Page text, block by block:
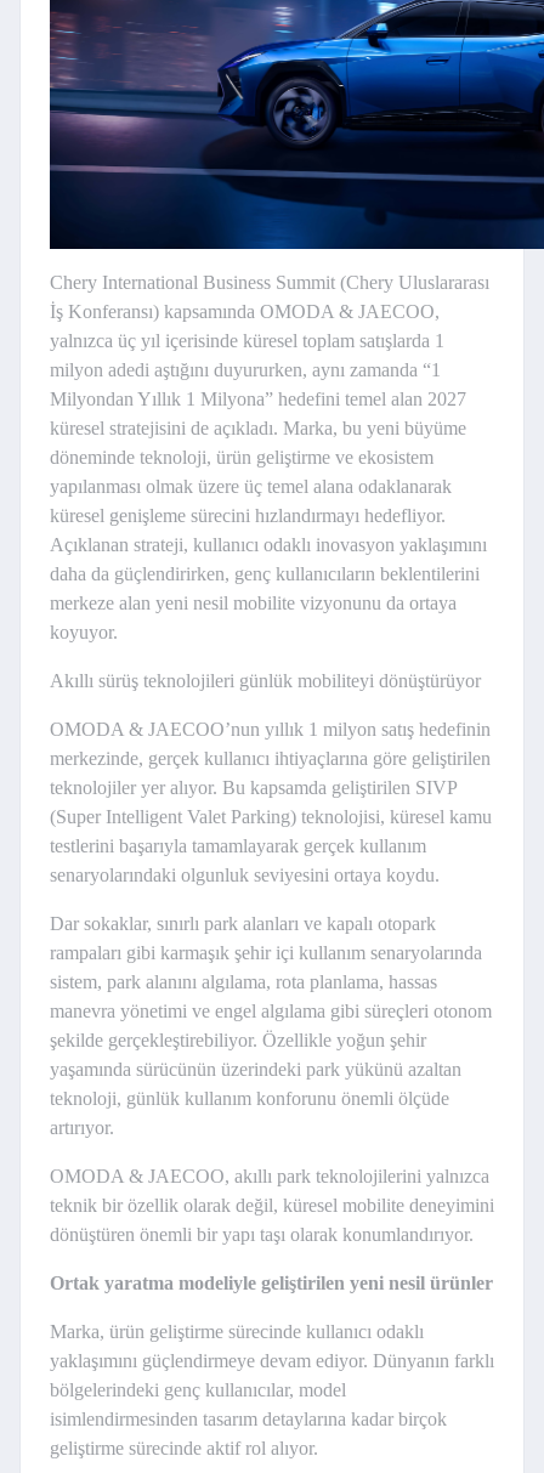
Chery International Business Summit (Chery Uluslararası
İş Konferansı) kapsamında OMODA & JAECOO,
yalnızca üç yıl içerisinde küresel toplam satışlarda 1
milyon adedi aştığını duyururken, aynı zamanda “1
Milyondan Yıllık 1 Milyona” hedefini temel alan 2027
küresel stratejisini de açıkladı. Marka, bu yeni büyüme
döneminde teknoloji, ürün geliştirme ve ekosistem
yapılanması olmak üzere üç temel alana odaklanarak
küresel genişleme sürecini hızlandırmayı hedefliyor.
Açıklanan strateji, kullanıcı odaklı inovasyon yaklaşımını
daha da güçlendirirken, genç kullanıcıların beklentilerini
merkeze alan yeni nesil mobilite vizyonunu da ortaya
koyuyor.
Akıllı sürüş teknolojileri günlük mobiliteyi dönüştürüyor
OMODA & JAECOO’nun yıllık 1 milyon satış hedefinin
merkezinde, gerçek kullanıcı ihtiyaçlarına göre geliştirilen
teknolojiler yer alıyor. Bu kapsamda geliştirilen SIVP
(Super Intelligent Valet Parking) teknolojisi, küresel kamu
testlerini başarıyla tamamlayarak gerçek kullanım
senaryolarındaki olgunluk seviyesini ortaya koydu.
Dar sokaklar, sınırlı park alanları ve kapalı otopark
rampaları gibi karmaşık şehir içi kullanım senaryolarında
sistem, park alanını algılama, rota planlama, hassas
manevra yönetimi ve engel algılama gibi süreçleri otonom
şekilde gerçekleştirebiliyor. Özellikle yoğun şehir
yaşamında sürücünün üzerindeki park yükünü azaltan
teknoloji, günlük kullanım konforunu önemli ölçüde
artırıyor.
OMODA & JAECOO, akıllı park teknolojilerini yalnızca
teknik bir özellik olarak değil, küresel mobilite deneyimini
dönüştüren önemli bir yapı taşı olarak konumlandırıyor.
Ortak yaratma modeliyle geliştirilen yeni nesil ürünler
Marka, ürün geliştirme sürecinde kullanıcı odaklı
yaklaşımını güçlendirmeye devam ediyor. Dünyanın farklı
bölgelerindeki genç kullanıcılar, model
isimlendirmesinden tasarım detaylarına kadar birçok
geliştirme sürecinde aktif rol alıyor.